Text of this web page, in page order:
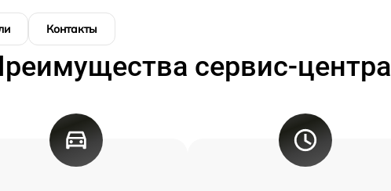
Контакты
сервис-центра